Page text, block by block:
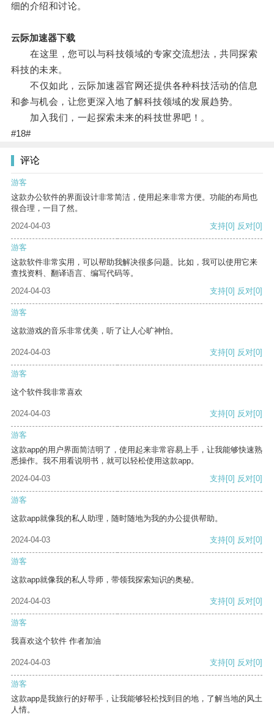
细的介绍和讨论。
云际加速器下载
在这里，您可以与科技领域的专家交流想法，共同探索
科技的未来。
不仅如此，云际加速器官网还提供各种科技活动的信息
和参与机会，让您更深入地了解科技领域的发展趋势。
加入我们，一起探索未来的科技世界吧！。
#18#
评论
游客
这款办公软件的界面设计非常简洁，使用起来非常方便。功能的布局也
很合理，一目了然。
2024-04-03
支持[0] 反对[0]
游客
这款软件非常实用，可以帮助我解决很多问题。比如，我可以使用它来
查找资料、翻译语言、编写代码等。
2024-04-03
支持[0] 反对[0]
游客
这款游戏的音乐非常优美，听了让人心旷神怡。
2024-04-03 支持[0] 反对[0]
游客
这个软件我非常喜欢
2024-04-03 支持[0] 反对[0]
游客
这款app的用户界面简洁明了，使用起来非常容易上手，让我能够快速熟
悉操作。我不用看说明书，就可以轻松使用这款app。
2024-04-03
支持[0] 反对[0]
游客
这款app就像我的私人助理，随时随地为我的办公提供帮助。
2024-04-03 支持[0] 反对[0]
游客
这款app就像我的私人导师，带领我探索知识的奥秘。
2024-04-03 支持[0] 反对[0]
游客
我喜欢这个软件 作者加油
2024-04-03 支持[0] 反对[0]
游客
这款app是我旅行的好帮手，让我能够轻松找到目的地，了解当地的风土
人情。